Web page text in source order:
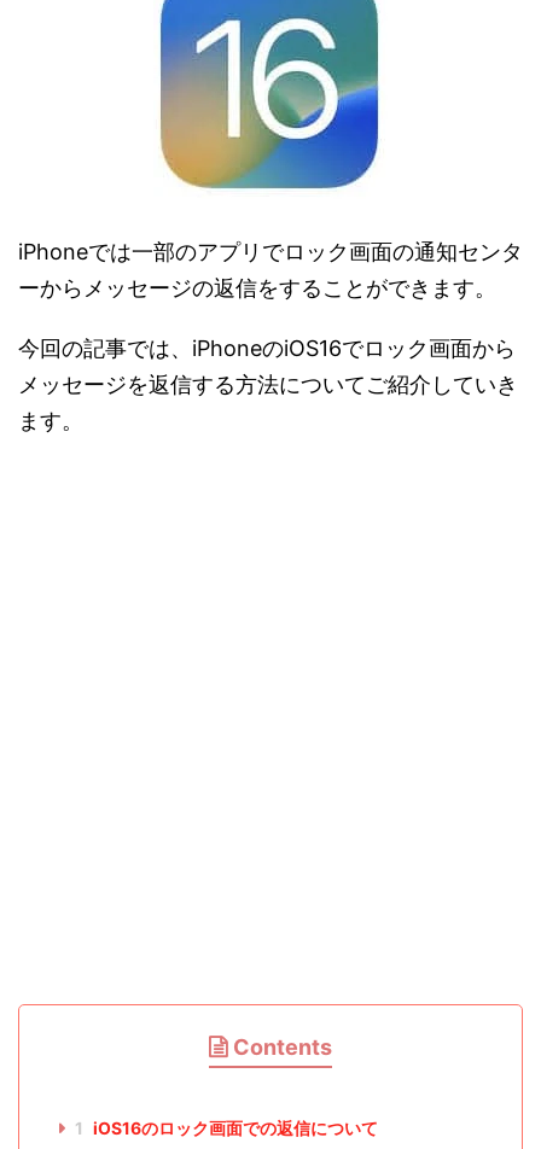
iPhoneでは一部のアプリでロック画面の通知センタ
ーからメッセージの返信をすることができます。
今回の記事では、iPhoneのiOS16でロック画面から
メッセージを返信する方法についてご紹介していき
ます。
Contents
1 iOS16のロック画面での返信について